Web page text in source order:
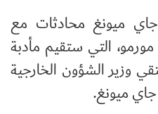
ميونغ محادثات مع
التي ستقيم مأدبة
وزير الشؤون الخارجية
ميونغ.